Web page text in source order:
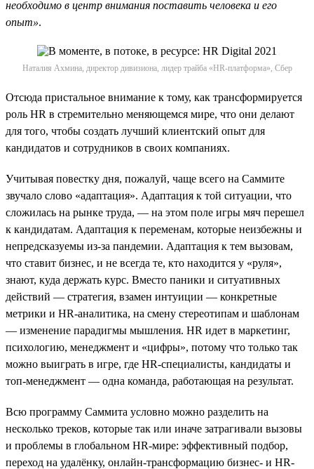
необходимо в центр внимания поставить человека и его
опыт».
Наталия Ахмина, директор дивизиона, лидер трайба «HR-платформа», Сбер
Отсюда пристальное внимание к тому, как трансформируется
роль HR в стремительно меняющемся мире, что они делают
для того, чтобы создать лучший клиентский опыт для
кандидатов и сотрудников в своих компаниях.
Учитывая повестку дня, пожалуй, чаще всего на Саммите
звучало слово «адаптация». Адаптация к той ситуации, что
сложилась на рынке труда, — на этом поле игры мяч перешел
к кандидатам. Адаптация к переменам, которые неизбежны и
непредсказуемы из-за пандемии. Адаптация к тем вызовам,
что ставит бизнес, и не всегда те, кто находится у «руля»,
знают, куда держать курс. Вместо паники и ситуативных
действий — стратегия, взамен интуиции — конкретные
метрики и HR-аналитика, на смену стереотипам и шаблонам
— изменение парадигмы мышления. HR идет в маркетинг,
психологию, менеджмент и «цифры», потому что только так
можно выиграть в игре, где HR-специалисты, кандидаты и
топ-менеджмент — одна команда, работающая на результат.
Всю программу Саммита условно можно разделить на
несколько треков, которые так или иначе затрагивали вызовы
и проблемы в глобальном HR-мире: эффективный подбор,
переход на удалёнку, онлайн-трансформацию бизнес- и HR-